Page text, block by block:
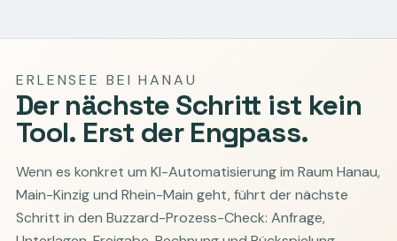
ERLENSEE BEI HANAU
Der nächste Schritt ist kein
Tool. Erst der Engpass.
Wenn es konkret um KI-Automatisierung im Raum Hanau,
Main-Kinzig und Rhein-Main geht, führt der nächste
Schritt in den Buzzard-Prozess-Check: Anfrage,